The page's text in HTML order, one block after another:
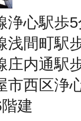
浄心駅歩
浅間町駅
庄内通駅
市西区浄
建